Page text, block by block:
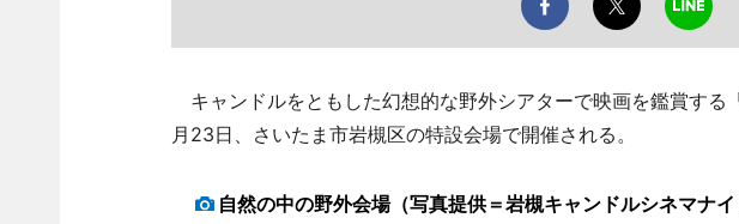
キャンドルをともした幻想的な野外シアターで映画を鑑賞する
月23日、さいたま市岩槻区の特設会場で開催される。
自然の中の野外会場（写真提供＝岩槻キャンドルシネマナイ